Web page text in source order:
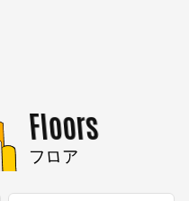
Floors
フロア